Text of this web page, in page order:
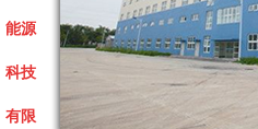
能源
科技
有限